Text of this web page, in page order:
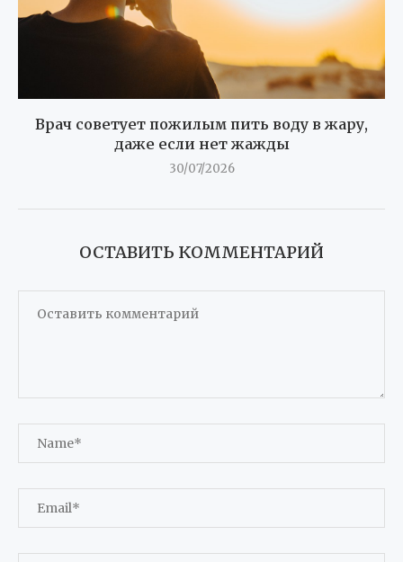
Врач советует пожилым пить воду в жару,
даже если нет жажды
30/07/2026
ОСТАВИТЬ КОММЕНТАРИЙ